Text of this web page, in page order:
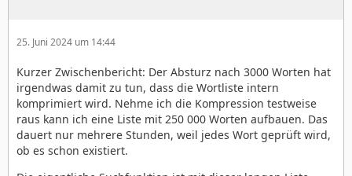
25. Juni 2024 um 14:44
Kurzer Zwischenbericht: Der Absturz nach 3000 Worten hat
irgendwas damit zu tun, dass die Wortliste intern
komprimiert wird. Nehme ich die Kompression testweise
raus kann ich eine Liste mit 250 000 Worten aufbauen. Das
dauert nur mehrere Stunden, weil jedes Wort geprüft wird,
ob es schon existiert.